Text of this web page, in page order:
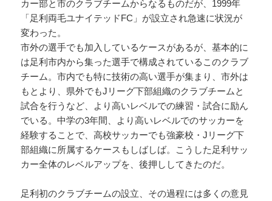
カー部と市のクラブチームからなるものだが、1999年
「足利両毛ユナイテッドFC」が設立され急速に状況が
変わった。
市外の選手でも加入しているケースがあるが、基本的に
は足利市内から集った選手で構成されているこのクラブ
チーム。市内でも特に技術の高い選手が集まり、市外は
もとより、県外でもJリーグ下部組織のクラブチームと
試合を行うなど、より高いレベルでの練習・試合に励ん
でいる。中学の3年間、より高いレベルでのサッカーを
経験することで、高校サッカーでも強豪校・Jリーグ下
部組織に所属するケースもしばしば。こうした足利サッ
カー全体のレベルアップを、後押ししてきたのだ。
足利初のクラブチームの設立、その過程には多くの意見